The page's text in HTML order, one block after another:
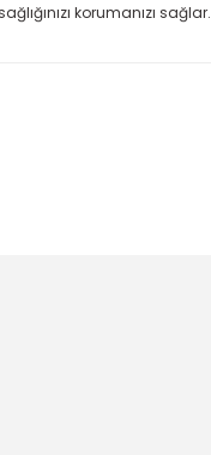
korumanızı sağlar.